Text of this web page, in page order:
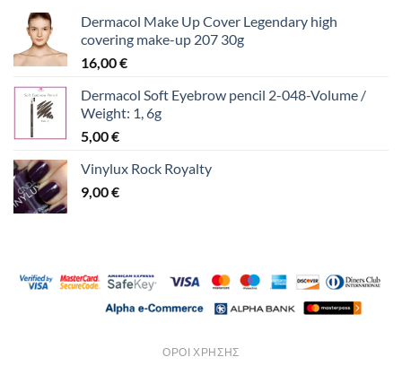
Dermacol Make Up Cover Legendary high
covering make-up 207 30g
16,00€
Dermacol Soft Eyebrow pencil 2-048-Volume /
Weight: 1, 6g
5,00€
Vinylux Rock Royalty
9,00€
ΌΡΟΙ ΧΡΉΣΗΣ